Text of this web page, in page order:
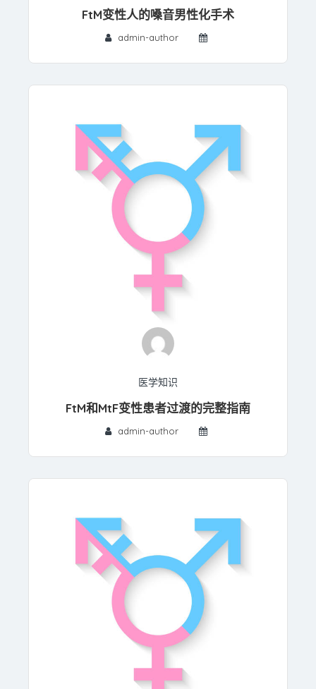
FtM变性人的嗓音男性化手术
admin-author
医学知识
FtM和MtF变性患者过渡的完整指南
admin-author